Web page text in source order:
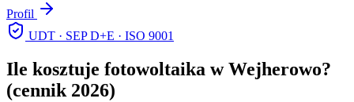
Profil
UDT · SEP D+E · ISO 9001
Ile kosztuje fotowoltaika wWejherowo?
(cennik 2026)